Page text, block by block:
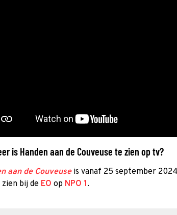
is Handen aan de Couveuse te zien op tv?
aan de Couveuseis vanaf 25 september
bij de EO op NPO 1.